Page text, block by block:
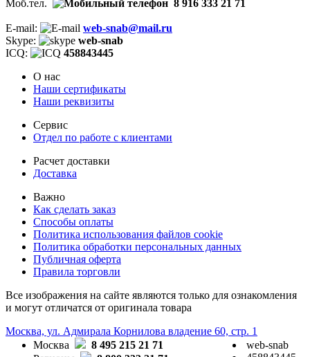
Моб.тел. 8 916 333 21 71
E-mail:
web-snab@mail.ru
Skype:
web-snab
ICQ:
458843445
О нас
Наши сертификаты
Наши реквизиты
Сервис
Отдел по работе с клиентами
Расчет доставки
Доставка
Важно
Как сделать заказ
Способы оплаты
Политика использования файлов cookie
Политика обработки персональных данных
Публичная оферта
Правила торговли
Все изображения на сайте являются только для ознакомления
и могут отличатся от оригинала товара
Москва, ул. Адмирала Корнилова владение 60, стр. 1
Москва
8 495 215 21 71
web-snab